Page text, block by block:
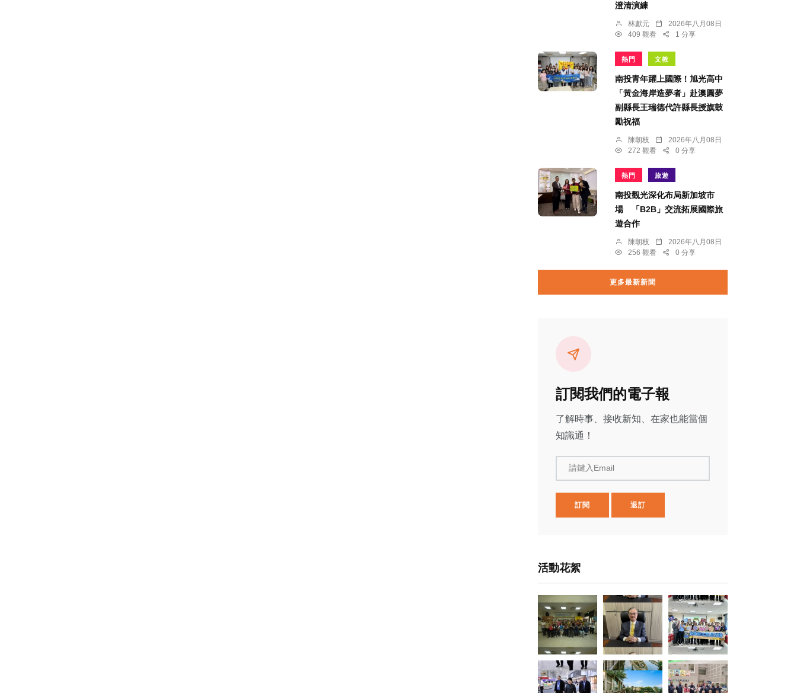
澄清演練
林獻元
2026年八月08日
409 觀看
1 分享
熱門 文教
南投青年躍上國際！旭光高中
「黃金海岸造夢者」赴澳圓夢
副縣長王瑞德代許縣長授旗鼓
勵祝福
陳朝枝
2026年八月08日
272 觀看
0 分享
熱門 旅遊
南投觀光深化布局新加坡市
場 「B2B」交流拓展國際旅
遊合作
陳朝枝
2026年八月08日
256 觀看
0 分享
更多最新新聞
訂閱我們的電子報
了解時事、接收新知、在家也能當個
知識通！
請鍵入Email
訂閱 退訂
活動花絮